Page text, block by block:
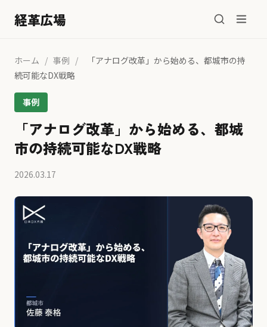
経革広場
ホーム / 事例 /
「アナログ改革」から始める、都城市の持
続可能なDX戦略
事例
「アナログ改革」から始める、都城
市の持続可能なDX戦略
2026.03.17